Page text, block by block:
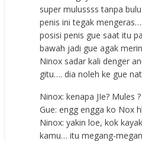
super mulussss tanpa
penis ini tegak
posisi penis gue saat itu
bawah jadi gue agak
Ninox sadar kali denger
gitu…. dia noleh ke gue
Ninox: kenapa JIe? Mules ?
Gue: engg engga ko Nox
Ninox: yakin loe, kok
kamu… itu megang-